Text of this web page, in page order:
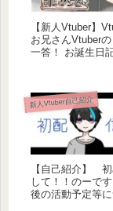
１．素材を頻
２．せっかく
（荒らし行為）
例）アイテ
ト売買など
４．共用倉庫
は自分で用意
Twitter：
【新人Vtuber】
お兄さんVtuberの日向な
一答！ お誕生日
新人Vtuber自己紹介
【自己紹介】 初
して！！のーで
後の活動予定等